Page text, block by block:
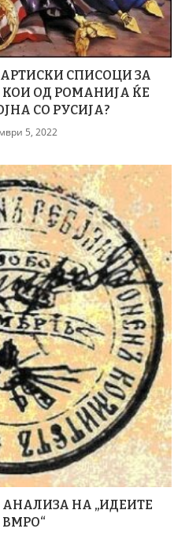
СПИСОЦИ ЗА
ОД РОМАНИЈА ЌЕ
СО РУСИЈА?
5, 2022
НА „ИДЕИТЕ